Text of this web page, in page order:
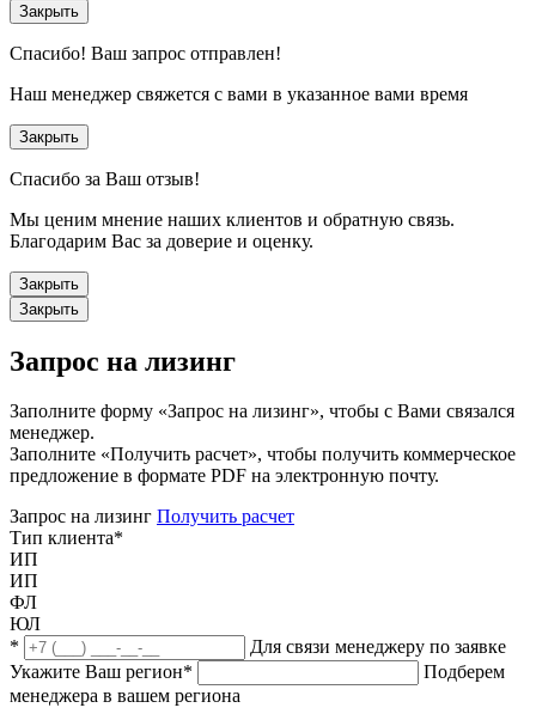
Закрыть
Спасибо! Ваш запрос отправлен!
Наш менеджер свяжется с вами в указанное вами время
Закрыть
Спасибо за Ваш отзыв!
Мы ценим мнение наших клиентов и обратную связь.
Благодарим Вас за доверие и оценку.
Закрыть
Закрыть
Запрос на лизинг
Заполните форму «Запрос на лизинг», чтобы с Вами связался
менеджер.
Заполните «Получить расчет», чтобы получить коммерческое
предложение в формате PDF на электронную почту.
Запрос на лизинг Получить расчет
Тип клиента*
ИП
ИП
ФЛ
ЮЛ
*
Для связи менеджеру по заявке
Укажите Ваш регион*
Подберем
менеджера в вашем региона